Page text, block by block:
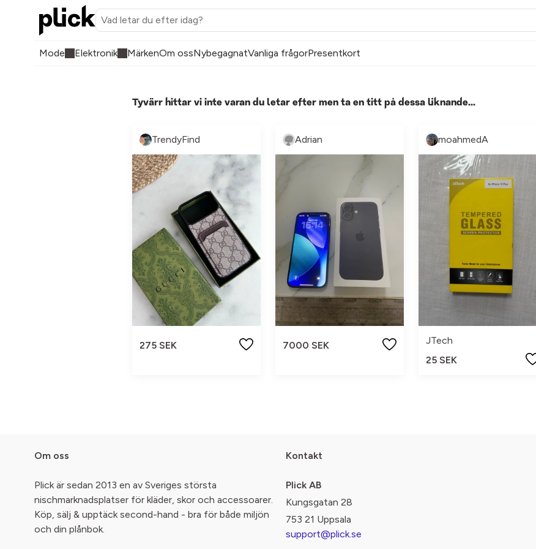
Mode Elektronik MärkenOm ossNybegagnatVanliga frågorPresentkort
Tyvärr hittar vi inte varan du letar efter men ta en titt på dessa liknande...
TrendyFind
275 SEK
Adrian
7000 SEK
moahmedA
JTech
25 SEK
Om oss
Plick är sedan 2013 en av Sveriges största
nischmarknadsplatser för kläder, skor och accessoarer.
Köp, sälj & upptäck second-hand - bra för både miljön
och din plånbok.
Kontakt
Plick AB
Kungsgatan 28
753 21 Uppsala
support@plick.se